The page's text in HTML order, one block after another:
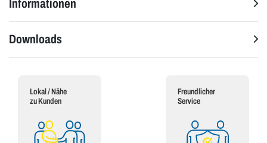
Informationen
Downloads
Lokal / Nähe
zu Kunden
Freundlicher
Service